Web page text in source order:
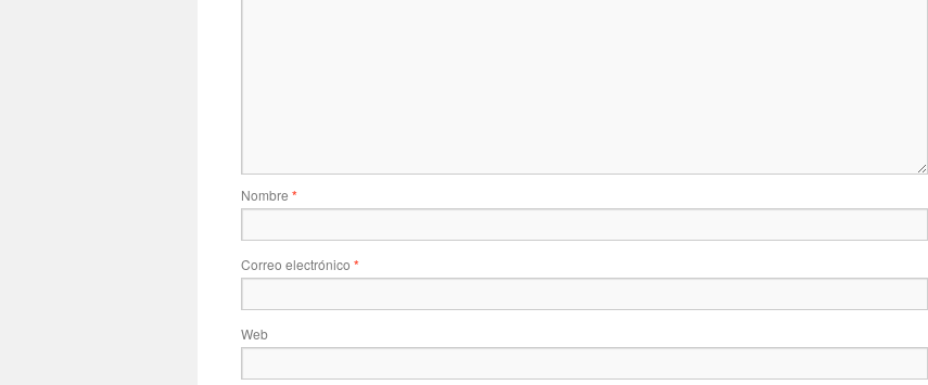
Nombre *
Correo electrónico *
Web